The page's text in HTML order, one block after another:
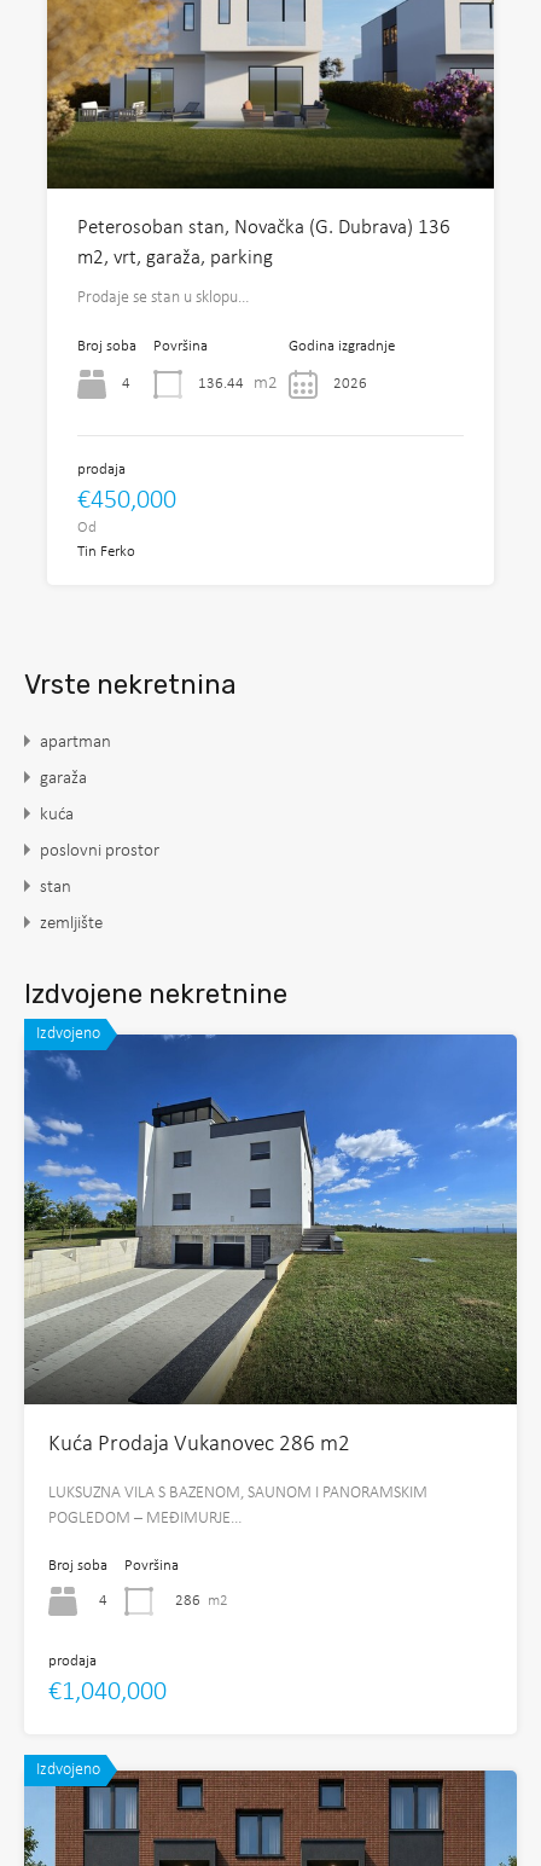
Peterosoban stan, Novačka (G. Dubrava) 136
m2, vrt, garaža, parking
Prodaje se stan u sklopu…
Broj soba
4
Površina
136.44 m2
Godina izgradnje
2026
prodaja
€450,000
Od
Tin Ferko
Vrste nekretnina
apartman
garaža
kuća
poslovni prostor
stan
zemljište
Izdvojene nekretnine
Izdvojeno
Kuća Prodaja Vukanovec 286 m2
LUKSUZNA VILA S BAZENOM, SAUNOM I PANORAMSKIM
POGLEDOM – MEĐIMURJE…
Broj soba
4
Površina
286 m2
prodaja
€1,040,000
Izdvojeno